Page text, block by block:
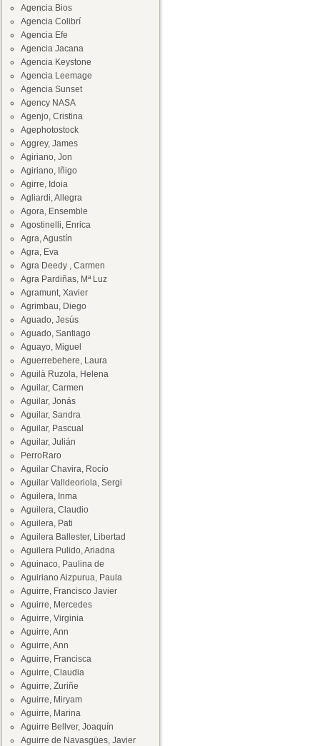
Agencia Bios
Agencia Colibrí
Agencia Efe
Agencia Jacana
Agencia Keystone
Agencia Leemage
Agencia Sunset
Agency NASA
Agenjo, Cristina
Agephotostock
Aggrey, James
Agiriano, Jon
Agiriano, Iñigo
Agirre, Idoia
Agliardi, Allegra
Agora, Ensemble
Agostinelli, Enrica
Agra, Agustín
Agra, Eva
Agra Deedy , Carmen
Agra Pardiñas, Mª Luz
Agramunt, Xavier
Agrimbau, Diego
Aguado, Jesús
Aguado, Santiago
Aguayo, Miguel
Aguerrebehere, Laura
Aguilà Ruzola, Helena
Aguilar, Carmen
Aguilar, Jonás
Aguilar, Sandra
Aguilar, Pascual
Aguilar, Julián
PerroRaro
Aguilar Chavira, Rocío
Aguilar Valldeoriola, Sergi
Aguilera, Inma
Aguilera, Claudio
Aguilera, Pati
Aguilera Ballester, Libertad
Aguilera Pulido, Ariadna
Aguinaco, Paulina de
Aguiriano Aizpurua, Paula
Aguirre, Francisco Javier
Aguirre, Mercedes
Aguirre, Virginia
Aguirre, Ann
Aguirre, Ann
Aguirre, Francisca
Aguirre, Claudia
Aguirre, Zuriñe
Aguirre, Miryam
Aguirre, Marina
Aguirre Bellver, Joaquín
Aguirre de Navasgües, Javier